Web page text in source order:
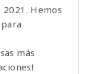
Hemos
más